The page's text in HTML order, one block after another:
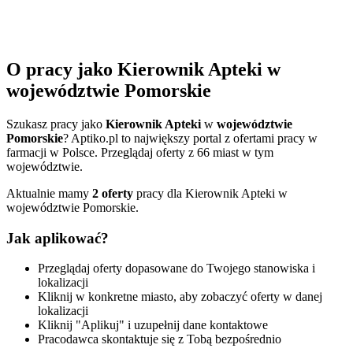
O pracy jako Kierownik Apteki w
województwie Pomorskie
Szukasz pracy jako Kierownik Apteki w województwie
Pomorskie? Aptiko.pl to największy portal z ofertami pracy w
farmacji w Polsce. Przeglądaj oferty z 66 miast w tym
województwie.
Aktualnie mamy 2 oferty pracy dla Kierownik Apteki w
województwie Pomorskie.
Jak aplikować?
Przeglądaj oferty dopasowane do Twojego stanowiska i
lokalizacji
Kliknij w konkretne miasto, aby zobaczyć oferty w danej
lokalizacji
Kliknij "Aplikuj" i uzupełnij dane kontaktowe
Pracodawca skontaktuje się z Tobą bezpośrednio